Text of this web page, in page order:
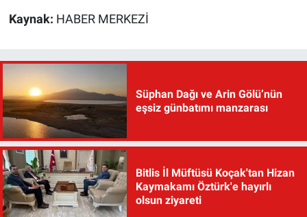
Kaynak: HABER MERKEZİ
Süphan Dağı ve Arin Gölü’nün
eşsiz günbatımı manzarası
Bitlis İl Müftüsü Koçak'tan Hizan
Kaymakamı Öztürk'e hayırlı
olsun ziyareti